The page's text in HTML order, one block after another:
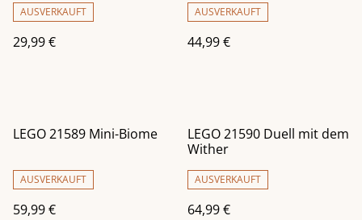
AUSVERKAUFT
29,99 €
AUSVERKAUFT
44,99 €
LEGO 21589 Mini-Biome
AUSVERKAUFT
59,99 €
LEGO 21590 Duell mit dem
Wither
AUSVERKAUFT
64,99 €